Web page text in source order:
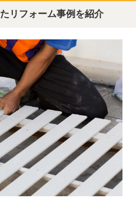
リフォーム事例を紹介